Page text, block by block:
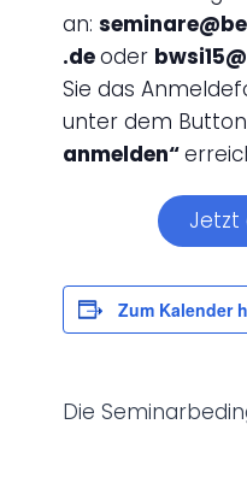
an:
.deoder
Sie das
unter dem Button
anmelden“
Jetzt
Zum Kalender
Die